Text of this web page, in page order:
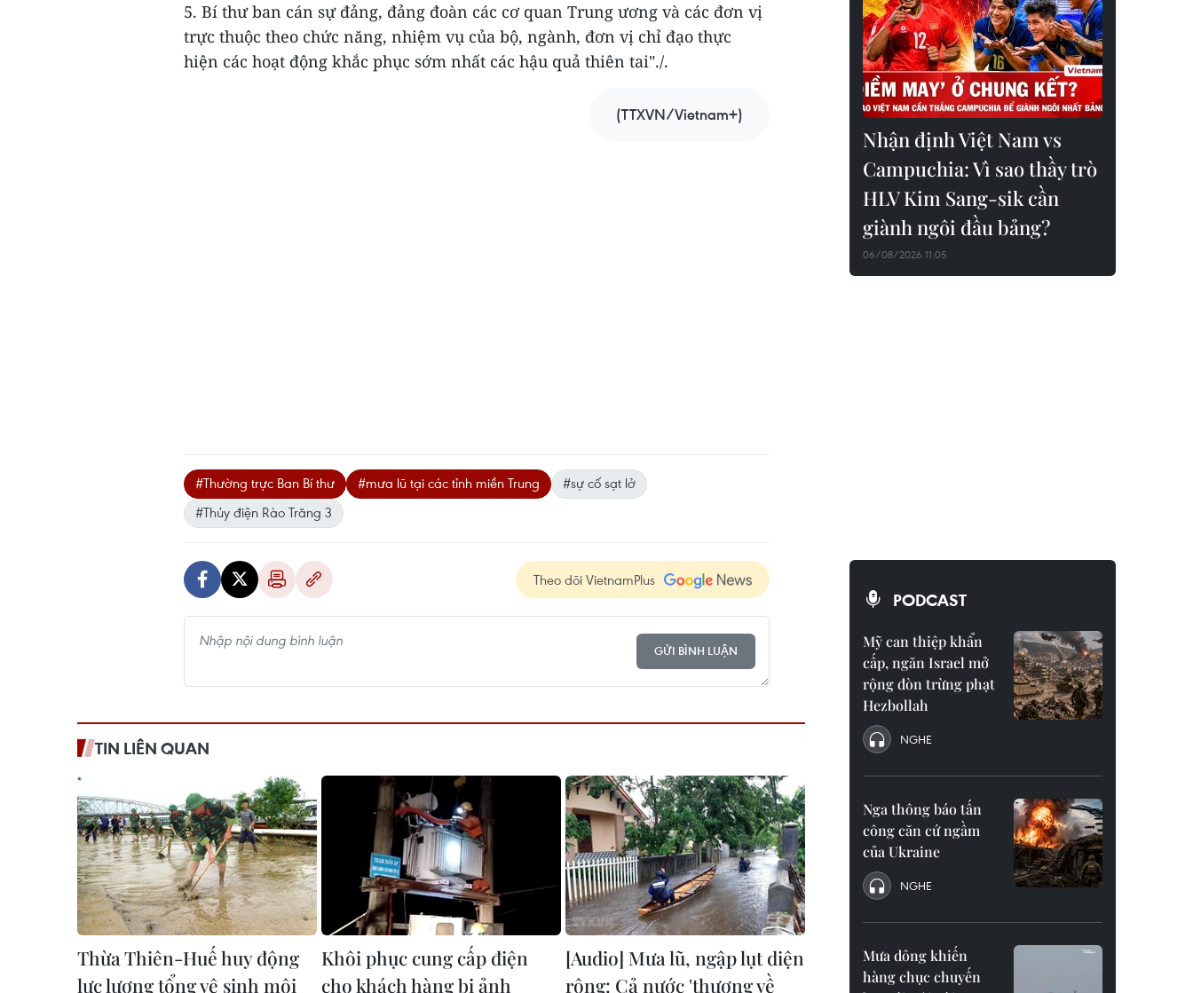
5. Bí thư ban cán sự đảng, đảng đoàn các cơ quan Trung ương và các đơn vị
trực thuộc theo chức năng, nhiệm vụ của bộ, ngành, đơn vị chỉ đạo thực
hiện các hoạt động khắc phục sớm nhất các hậu quả thiên tai"./.
(TTXVN/Vietnam+)
#Thường trực Ban Bí thư #mưa lũ tại các tỉnh miền Trung
#sự cố sạt lở
#Thủy điện Rào Trăng 3
Theo dõi VietnamPlus
GỬI BÌNH LUẬN
TIN LIÊN QUAN
Thừa Thiên-Huế huy động
lực lượng tổng vệ sinh môi
Khôi phục cung cấp điện
cho khách hàng bị ảnh
[Audio] Mưa lũ, ngập lụt diện
rộng: Cả nước 'thương về
Nhận định Việt Nam vs
Campuchia: Vì sao thầy trò
HLV Kim Sang-sik cần
giành ngôi đầu bảng?
06/08/2026 11:05
PODCAST
Mỹ can thiệp khẩn
cấp, ngăn Israel mở
rộng đòn trừng phạt
Hezbollah
NGHE
Nga thông báo tấn
công căn cứ ngầm
của Ukraine
NGHE
Mưa dông khiến
hàng chục chuyến